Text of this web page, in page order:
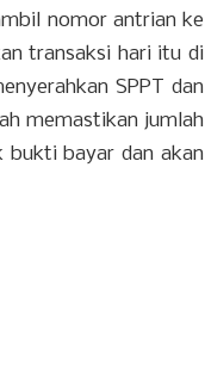
nomor antrian ke
transaksi hari itu di
SPPT dan
memastikan jumlah
bukti bayar dan akan